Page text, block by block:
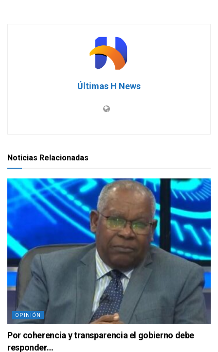
Últimas H News
Noticias Relacionadas
OPINIÓN
Por coherencia y transparencia el gobierno debe
responder…